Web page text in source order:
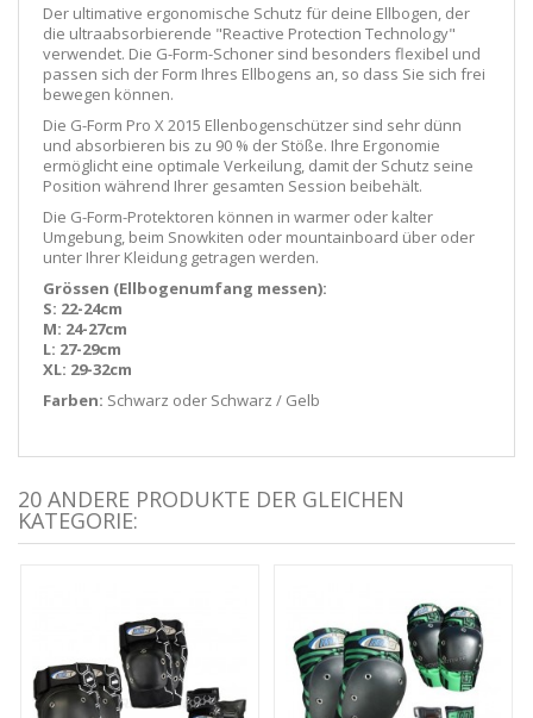
Der ultimative ergonomische Schutz für deine Ellbogen, der
die ultraabsorbierende "Reactive Protection Technology"
verwendet. Die G-Form-Schoner sind besonders flexibel und
passen sich der Form Ihres Ellbogens an, so dass Sie sich frei
bewegen können.
Die G-Form Pro X 2015 Ellenbogenschützer sind sehr dünn
und absorbieren bis zu 90 % der Stöße. Ihre Ergonomie
ermöglicht eine optimale Verkeilung, damit der Schutz seine
Position während Ihrer gesamten Session beibehält.
Die G-Form-Protektoren können in warmer oder kalter
Umgebung, beim Snowkiten oder mountainboard über oder
unter Ihrer Kleidung getragen werden.
Grössen (Ellbogenumfang messen):
S: 22-24cm
M: 24-27cm
L: 27-29cm
XL: 29-32cm
Farben: Schwarz oder Schwarz / Gelb
20 ANDERE PRODUKTE DER GLEICHEN
KATEGORIE: